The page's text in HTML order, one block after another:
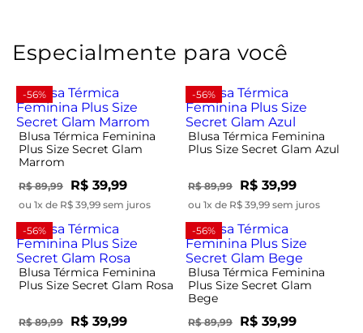
Especialmente para você
-56%
Blusa Térmica Feminina
Plus Size Secret Glam
Marrom
R$ 89,99 R$ 39,99
ou 1x de R$ 39,99 sem juros
-56%
Blusa Térmica Feminina
Plus Size Secret Glam Azul
R$ 89,99 R$ 39,99
ou 1x de R$ 39,99 sem juros
-56%
Blusa Térmica Feminina
Plus Size Secret Glam Rosa
R$ 89,99 R$ 39,99
-56%
Blusa Térmica Feminina
Plus Size Secret Glam
Bege
R$ 89,99 R$ 39,99